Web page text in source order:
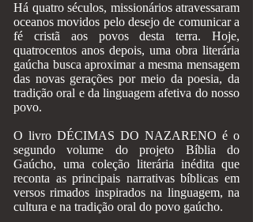
Há quatro séculos, missionários atravessaram
oceanos movidos pelo desejo de comunicar a
fé cristã aos povos desta terra. Hoje,
quatrocentos anos depois, uma obra literária
gaúcha busca aproximar a mesma mensagem
das novas gerações por meio da poesia, da
tradição oral e da linguagem afetiva do nosso
povo.
O livro DÉCIMAS DO NAZARENO é o
segundo volume do projeto Bíblia do
Gaúcho, uma coleção literária inédita que
reconta as principais narrativas bíblicas em
versos rimados inspirados na linguagem, na
cultura e na tradição oral do povo gaúcho.